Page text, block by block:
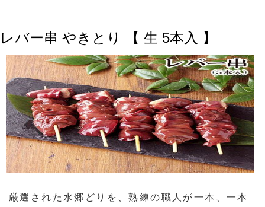
レバー串 やきとり 【 生 5本入 】
厳選された水郷どりを、熟練の職人が一本、一本